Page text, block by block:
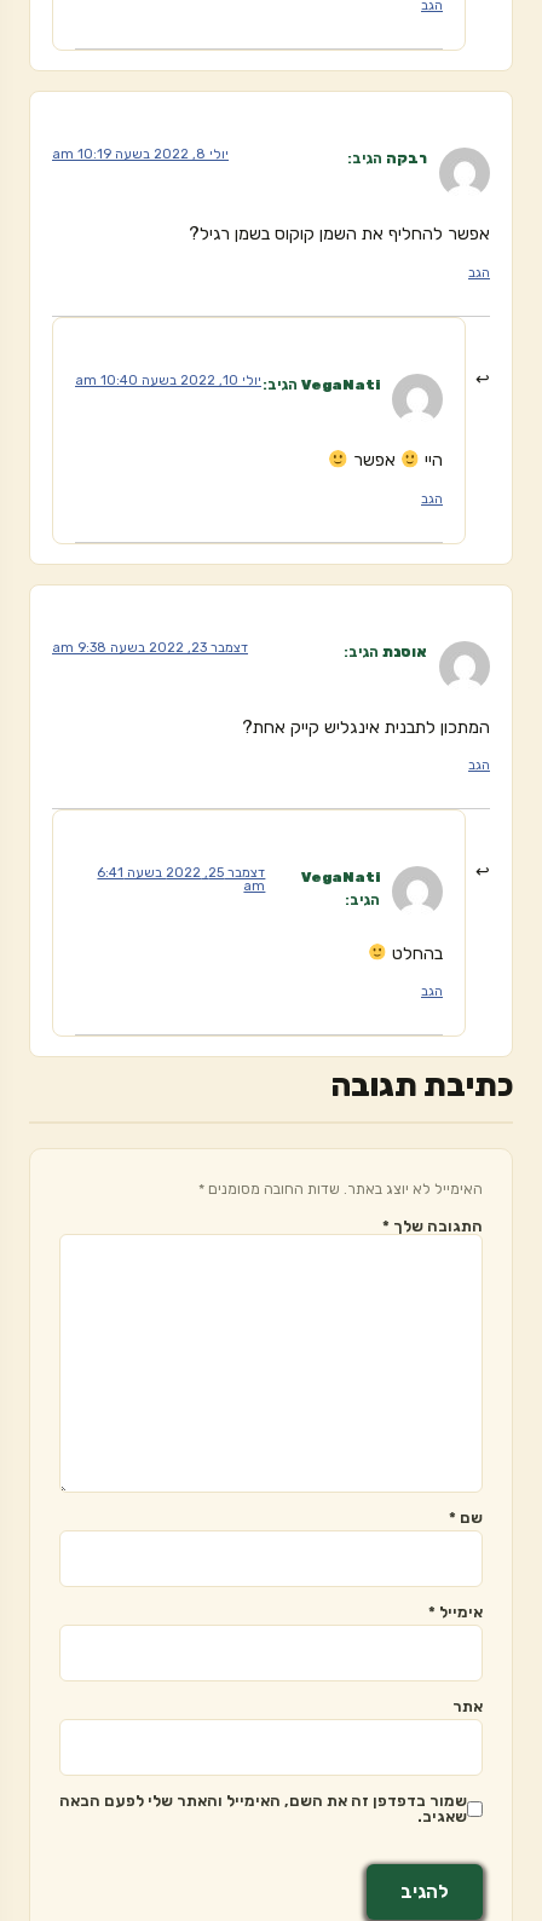
הגב
רבקה הגיב: יולי 8, 2022 בשעה 10:19 am
אפשר להחליף את השמן קוקוס בשמן רגיל?
הגב
VegaNati הגיב: יולי 10, 2022 בשעה 10:40 am
היי אפשר
הגב
אוסנת הגיב: דצמבר 23, 2022 בשעה 9:38 am
המתכון לתבנית אינגליש קייק אחת?
הגב
VegaNati
הגיב:
דצמבר 25, 2022 בשעה 6:41
am
בהחלט
הגב
כתיבת תגובה
האימייל לא יוצג באתר. שדות החובה מסומנים *
התגובה שלך *
שם *
אימייל *
אתר
שמור בדפדפן זה את השם, האימייל והאתר שלי לפעם הבאה
שאגיב.